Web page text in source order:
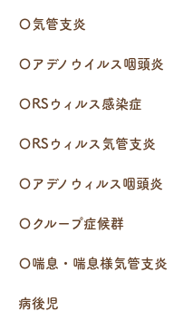
〇気管支炎
〇アデノウイルス咽頭炎
〇RSウィルス感染症
〇RSウィルス気管支炎
〇アデノウィルス咽頭炎
〇クループ症候群
〇喘息・喘息様気管支炎
病後児